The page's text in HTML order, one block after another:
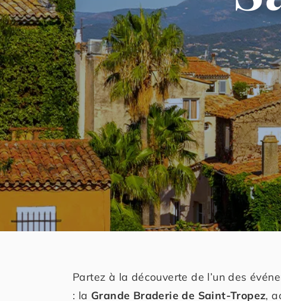
Partez à la découverte de l’un des
: la Grande Braderie de Saint-Tropez,